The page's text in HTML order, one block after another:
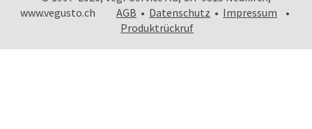
www.vegusto.ch AGB • Datenschutz • Impressum •
Produktrückruf